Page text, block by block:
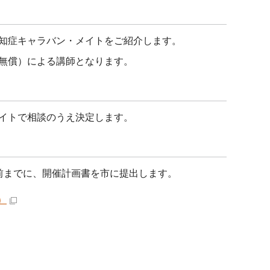
キャラバン・メイトをご紹介します。
）による講師となります。
で相談のうえ決定します。
でに、開催計画書を市に提出します。